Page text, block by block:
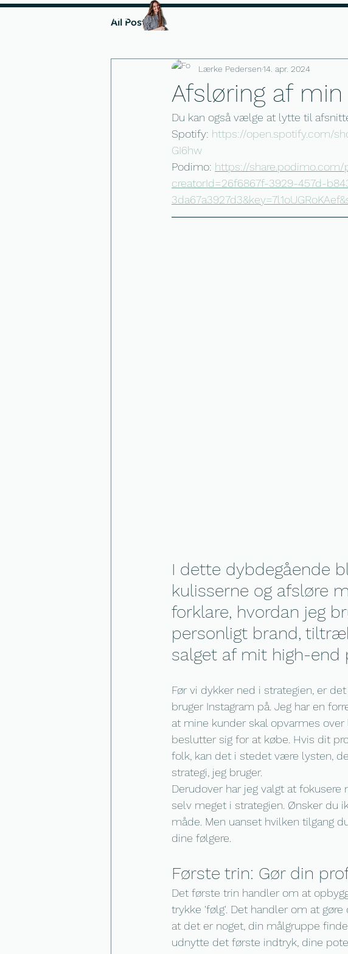
Instagramforløbet
All Posts
Afsløring af
Lærke Pedersen14. apr. 2024
Du kan også vælge at lytte til
Spotify: https://open.spotify.com/
GI6hw
Podimo: https://
creatorId=26f6867f-3929-457d-
I dette dybdegående
kulisserne og afsløre
forklare, hvordan jeg
personligt brand,
salget af mit high-end
Før vi dykker ned i strategien, er
bruger Instagram på. Jeg har en
at mine kunder skal opvarmes
beslutter sig for at købe. Hvis dit
folk, kan det i stedet være lysten,
strategi, jeg bruger.
Derudover har jeg valgt at
selv meget i strategien. Ønsker du
måde. Men uanset hvilken tilgang
dine følgere.
Første trin: Gør din
Det første trin handler om at
trykke 'følg'. Det handler om at
at det er noget, din målgruppe
udnytte det første indtryk, dine